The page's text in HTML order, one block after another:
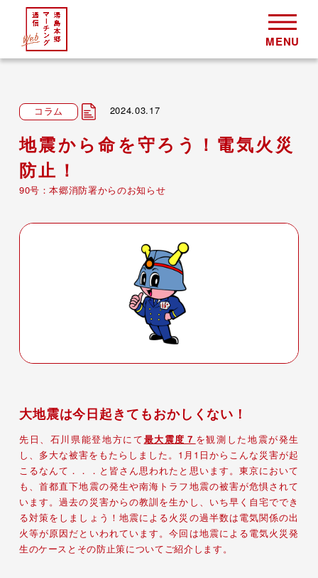
コラム 2024.03.17
地震から命を守ろう！電気火災
防止！
90号：本郷消防署からのお知らせ
大地震は今日起きてもおかしくない！
先日、石川県能登地方にて最大震度７ を観測した地震が発生
し、多大な被害をもたらしました。1月1日からこんな災害が起
こるなんて．．．と皆さん思われたと思います。東京において
も、首都直下地震の発生や南海トラフ地震の被害が危惧されて
います。過去の災害からの教訓を生かし、いち早く自宅ででき
る対策をしましょう！地震による火災の過半数は電気関係の出
火等が原因だといわれています。今回は地震による電気火災発
生のケースとその防止策についてご紹介します。